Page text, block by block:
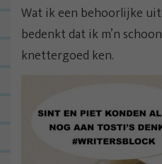
Wat ik een behoorlijke
bedenkt dat ik m’n
knettergoed ken.